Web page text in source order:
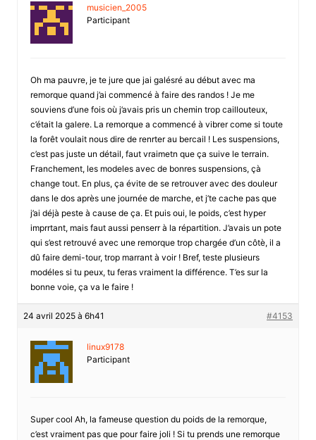
musicien_2005
Participant
Oh ma pauvre, je te jure que jai galésré au début avec ma
remorque quand j’ai commencé à faire des randos ! Je me
souviens d’une fois où j’avais pris un chemin trop caillouteux,
c’était la galere. La remorque a commencé à vibrer come si toute
la forêt voulait nous dire de renrter au bercail ! Les suspensions,
c’est pas juste un détail, faut vraimetn que ça suive le terrain.
Franchement, les modeles avec de bonres suspensions, çà
change tout. En plus, ça évite de se retrouver avec des douleur
dans le dos après une journée de marche, et j’te cache pas que
j’ai déjà peste à cause de ça. Et puis oui, le poids, c’est hyper
imprrtant, mais faut aussi penserr à la répartition. J’avais un pote
qui s’est retrouvé avec une remorque trop chargée d’un côtè, il a
dû faire demi-tour, trop marrant à voir ! Bref, teste plusieurs
modéles si tu peux, tu feras vraiment la différence. T’es sur la
bonne voie, ça va le faire !
24 avril 2025 à 6h41 #4153
linux9178
Participant
Super cool Ah, la fameuse question du poids de la remorque,
c’est vraiment pas que pour faire joli ! Si tu prends une remorque